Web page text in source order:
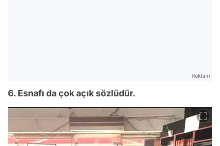
Reklam
6. Esnafı da çok açık sözlüdür.